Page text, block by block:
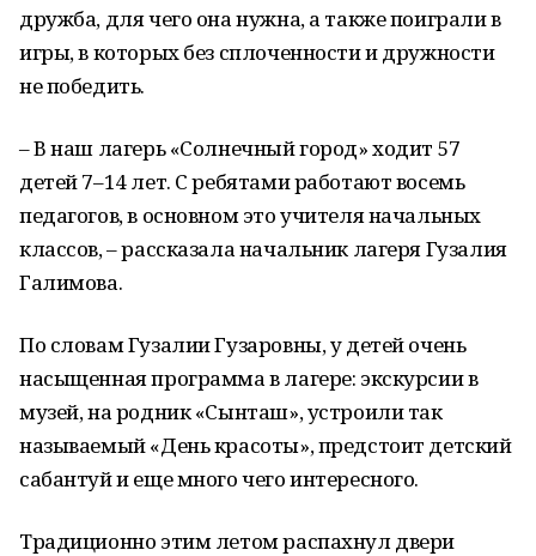
дружба, для чего она нужна, а также поиграли в
игры, в которых без сплоченности и дружности
не победить.
– В наш лагерь «Солнечный город» ходит 57
детей 7–14 лет. С ребятами работают восемь
педагогов, в основном это учителя начальных
классов, – рассказала начальник лагеря Гузалия
Галимова.
По словам Гузалии Гузаровны, у детей очень
насыщенная программа в лагере: экскурсии в
музей, на родник «Сынташ», устроили так
называемый «День красоты», предстоит детский
сабантуй и еще много чего интересного.
Традиционно этим летом распахнул двери